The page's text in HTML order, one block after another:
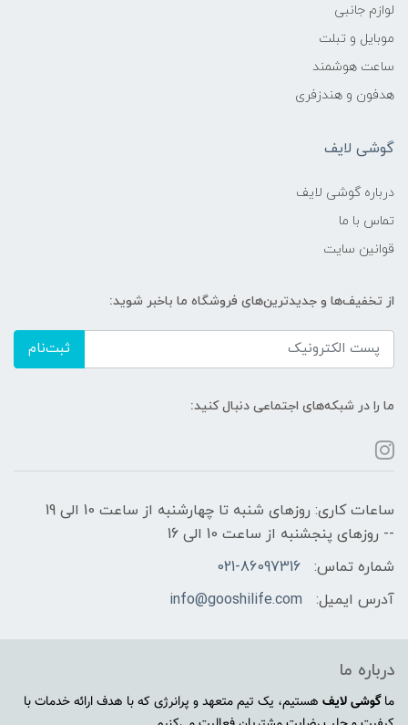
لوازم جانبی
موبایل و تبلت
ساعت هوشمند
هدفون و هندزفری
گوشی لایف
درباره گوشی لایف
تماس با ما
قوانین سایت
از تخفیف‌ها و جدیدترین‌های فروشگاه ما باخبر شوید:
ثبت‌نام
ما را در شبکه‌های اجتماعی دنبال کنید:
ساعات کاری: روزهای شنبه تا چهارشنبه از ساعت 10 الی 19
-- روزهای پنجشنبه از ساعت 10 الی 16
شماره تماس:
021-86097316
آدرس ایمیل:
info@gooshilife.com
درباره ما
ماگوشی لایف هستیم، یک تیم متعهد و پرانرژی که با هدف ارائه خدمات با